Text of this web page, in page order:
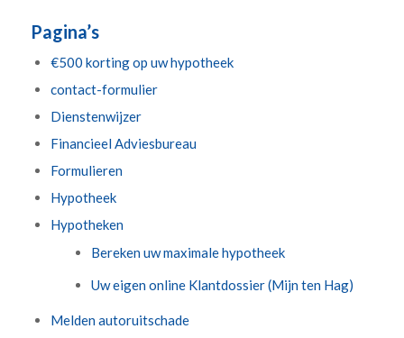
Pagina’s
€500 korting op uw hypotheek
contact-formulier
Dienstenwijzer
Financieel Adviesbureau
Formulieren
Hypotheek
Hypotheken
Bereken uw maximale hypotheek
Uw eigen online Klantdossier (Mijn ten Hag)
Melden autoruitschade